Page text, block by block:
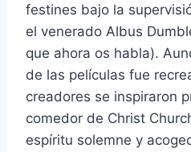
festines bajo la
el venerado Albus
que ahora os habla).
de las películas fue
creadores se inspiraron
comedor de Christ
espíritu solemne y